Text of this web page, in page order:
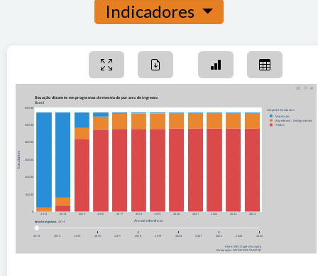
Indicadores
2013 2014 2015 2016 2017 2018 2019 2020 2021 2022 2023 2024
0
10.000
20.000
30.000
40.000
50.000
60.000
Matrículas
Abandonos - Desligamentos
Títulos
Ano de ingresso: 2013
2013 2014 2015 2016 2017 2018 2019 2020 2021 2022 2023 2024
Situação discente em programas de mestrado por ano de ingresso
Brasil
Ano de referência
Estudantes
Fonte: MEC/Capes/Sucupira
Elaboração: FAPESP/DPCTA/GPAFI
Grupo de estudantes